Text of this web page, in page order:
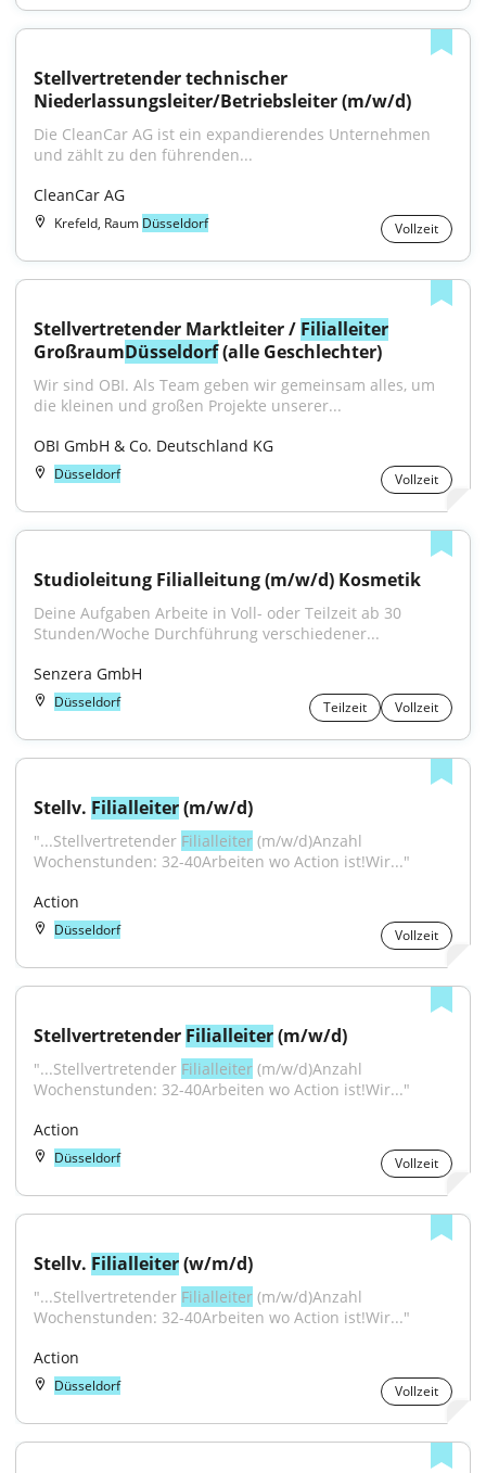
Stellvertretender technischer
Niederlassungsleiter/Betriebsleiter (m/w/d)
Die CleanCar AG ist ein expandierendes Unternehmen
und zählt zu den führenden...
CleanCar AG
Krefeld, Raum Düsseldorf Vollzeit
Stellvertretender Marktleiter / Filialleiter
GroßraumDüsseldorf (alle Geschlechter)
Wir sind OBI. Als Team geben wir gemeinsam alles, um
die kleinen und großen Projekte unserer...
OBI GmbH & Co. Deutschland KG
Düsseldorf Vollzeit
Studioleitung Filialleitung (m/w/d) Kosmetik
Deine Aufgaben Arbeite in Voll- oder Teilzeit ab 30
Stunden/Woche Durchführung verschiedener...
Senzera GmbH
Düsseldorf Teilzeit Vollzeit
Stellv. Filialleiter (m/w/d)
"...Stellvertretender Filialleiter (m/w/d)Anzahl
Wochenstunden: 32-40Arbeiten wo Action ist!Wir..."
Action
Düsseldorf Vollzeit
Stellvertretender Filialleiter (m/w/d)
"...Stellvertretender Filialleiter (m/w/d)Anzahl
Wochenstunden: 32-40Arbeiten wo Action ist!Wir..."
Action
Düsseldorf Vollzeit
Stellv. Filialleiter (w/m/d)
"...Stellvertretender Filialleiter (m/w/d)Anzahl
Wochenstunden: 32-40Arbeiten wo Action ist!Wir..."
Action
Düsseldorf Vollzeit